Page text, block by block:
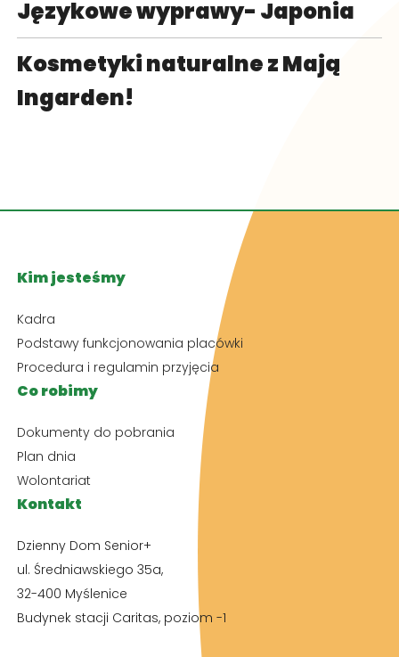
Językowe wyprawy- Japonia
Kosmetyki naturalne z Mają
Ingarden!
Kim jesteśmy
Kadra
Podstawy funkcjonowania placówki
Procedura i regulamin przyjęcia
Co robimy
Dokumenty do pobrania
Plan dnia
Wolontariat
Kontakt
Dzienny Dom Senior+
ul. Średniawskiego 35a,
32-400 Myślenice
Budynek stacji Caritas, poziom -1